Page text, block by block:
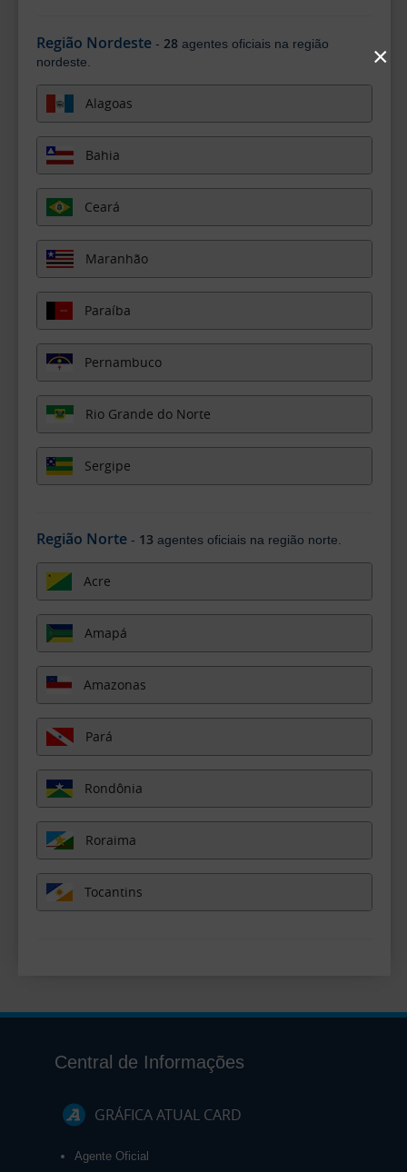
Região Nordeste - 28 agentes oficiais na região
nordeste.
Alagoas
Bahia
Ceará
Maranhão
Paraíba
Pernambuco
Rio Grande do Norte
Sergipe
Região Norte - 13 agentes oficiais na região norte.
Acre
Amapá
Amazonas
Pará
Rondônia
Roraima
Tocantins
Central de Informações
GRÁFICA ATUAL CARD
Agente Oficial
×